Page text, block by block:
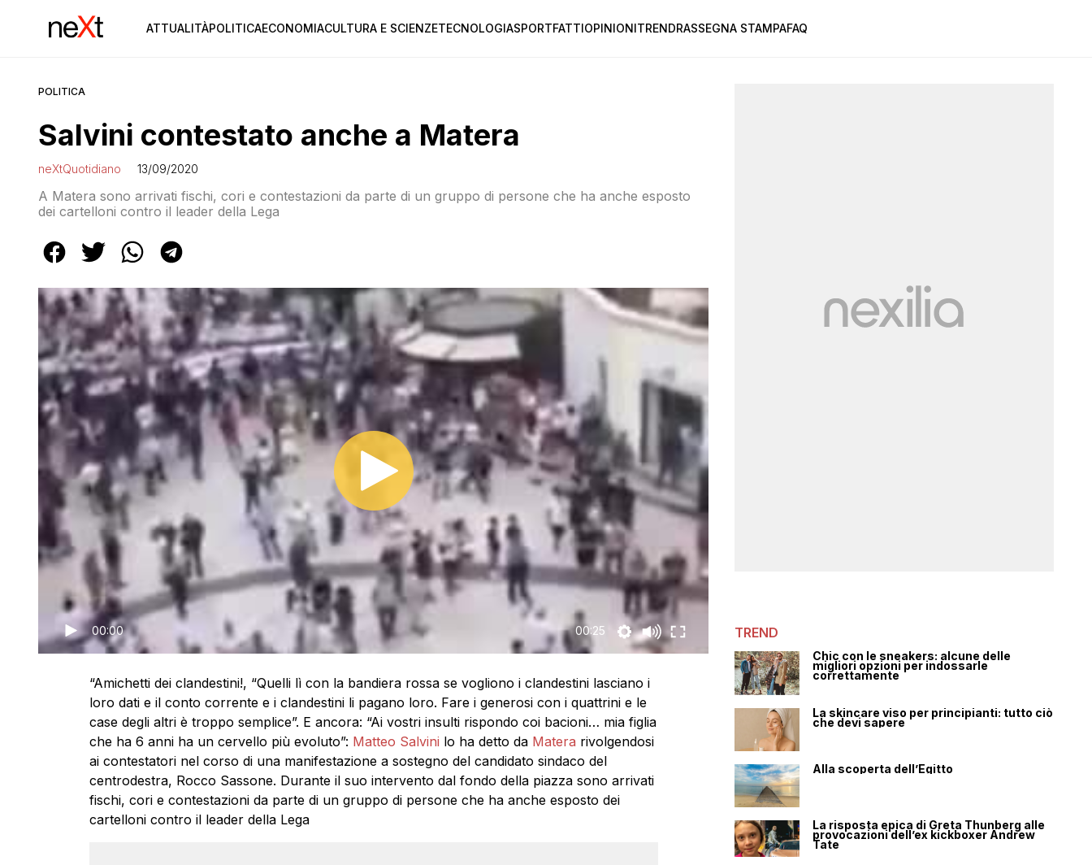
ATTUALITÀPOLITICAECONOMIACULTURA E SCIENZETECNOLOGIASPORTFATTIOPINIONITRENDRASSEGNA STAMPAFAQ
POLITICA
Salvini contestato anche a Matera
neXtQuotidiano 13/09/2020
A Matera sono arrivati fischi, cori e contestazioni da parte di un gruppo di persone che ha anche esposto
dei cartelloni contro il leader della Lega
00:00 00:25
“Amichetti dei clandestini!, “Quelli lì con la bandiera rossa se vogliono i clandestini lasciano i
loro dati e il conto corrente e i clandestini li pagano loro. Fare i generosi con i quattrini e le
case degli altri è troppo semplice”. E ancora: “Ai vostri insulti rispondo coi bacioni… mia figlia
che ha 6 anni ha un cervello più evoluto”: Matteo Salvini lo ha detto da Matera rivolgendosi
ai contestatori nel corso di una manifestazione a sostegno del candidato sindaco del
centrodestra, Rocco Sassone. Durante il suo intervento dal fondo della piazza sono arrivati
fischi, cori e contestazioni da parte di un gruppo di persone che ha anche esposto dei
cartelloni contro il leader della Lega
TREND
Chic con le sneakers: alcune delle
migliori opzioni per indossarle
correttamente
La skincare viso per principianti: tutto ciò
che devi sapere
Alla scoperta dell’Egitto
La risposta epica di Greta Thunberg alle
provocazioni dell’ex kickboxer Andrew
Tate